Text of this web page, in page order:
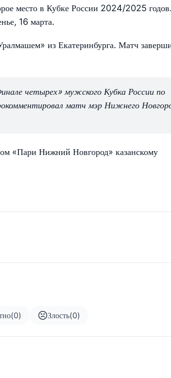
место в Кубке России 2024/2025
16 марта.
из Екатеринбурга. Матч
четырех» мужского Кубка России по
матч мэр Нижнего
«Пари Нижний Новгород» казанскому
(0) Злость(0)